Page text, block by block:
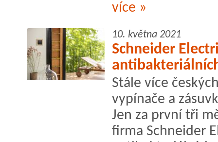
více »
10. května 2021
Schneider
Stále více
vypínače a
Jen za první tři
firma Schneider